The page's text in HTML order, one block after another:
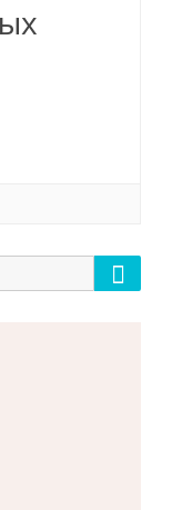
Поиск